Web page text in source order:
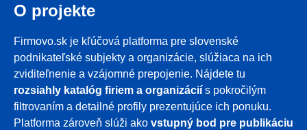
O projekte
Firmovo.sk je kľúčová platforma pre slovenské
podnikateľské subjekty a organizácie, slúžiaca na ich
zviditeľnenie a vzájomné prepojenie. Nájdete tu
rozsiahly katalóg firiem a organizácií s pokročilým
filtrovaním a detailné profily prezentujúce ich ponuku.
Platforma zároveň slúži ako vstupný bod pre publikáciu